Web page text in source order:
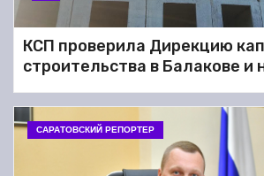
КСП проверила Дирекцию
строительства в Балакове и
САРАТОВСКИЙ РЕПОРТЕР